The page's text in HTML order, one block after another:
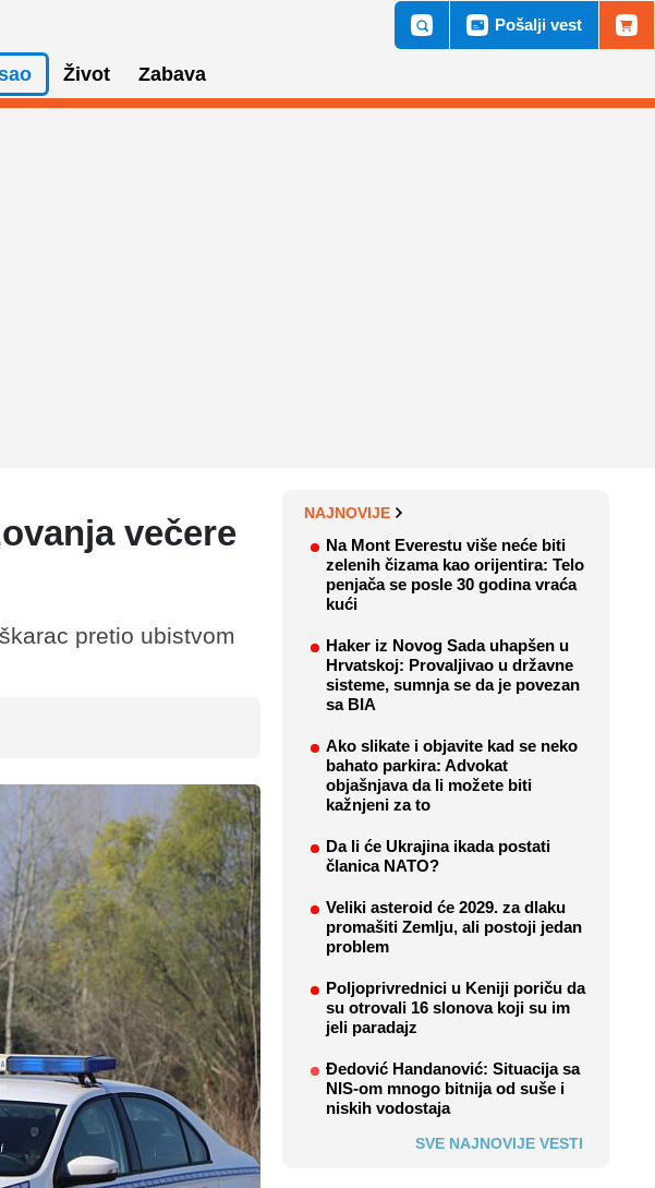
Život Zabava
Pošalji vest
večere
pretio ubistvom
NAJNOVIJE
Na Mont Everestu više neće biti
zelenih čizama kao orijentira: Telo
penjača se posle 30 godina vraća
kući
Haker iz Novog Sada uhapšen u
Hrvatskoj: Provaljivao u državne
sisteme, sumnja se da je povezan
sa BIA
Ako slikate i objavite kad se neko
bahato parkira: Advokat
objašnjava da li možete biti
kažnjeni za to
Da li će Ukrajina ikada postati
članica NATO?
Veliki asteroid će 2029. za dlaku
promašiti Zemlju, ali postoji jedan
problem
Poljoprivrednici u Keniji poriču da
su otrovali 16 slonova koji su im
jeli paradajz
Đedović Handanović: Situacija sa
NIS-om mnogo bitnija od suše i
niskih vodostaja
SVE NAJNOVIJE VESTI